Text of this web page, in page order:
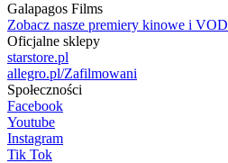
Galapagos Films
Zobacz nasze premiery kinowe i VOD
Oficjalne sklepy
starstore.pl
allegro.pl/Zafilmowani
Społeczności
Facebook
Youtube
Instagram
Tik Tok